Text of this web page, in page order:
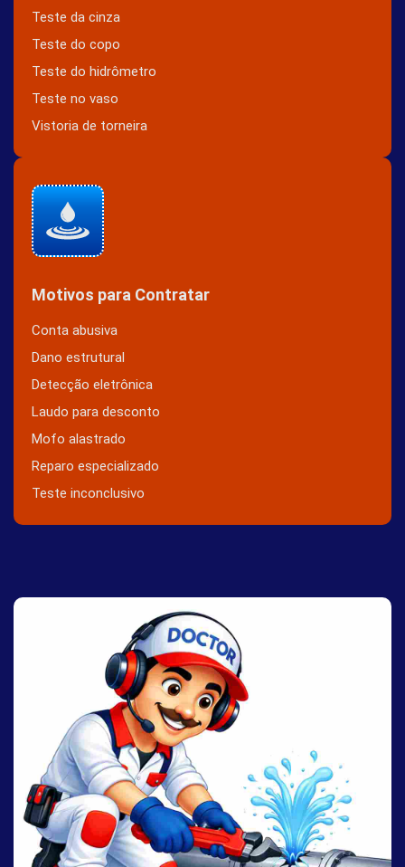
Teste da cinza
Teste do copo
Teste do hidrômetro
Teste no vaso
Vistoria de torneira
Motivos para Contratar
Conta abusiva
Dano estrutural
Detecção eletrônica
Laudo para desconto
Mofo alastrado
Reparo especializado
Teste inconclusivo